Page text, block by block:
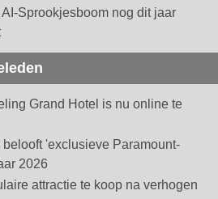
Sprookjesboom nog dit jaar
Grand Hotel is nu online te
'exclusieve Paramount-
2026
attractie te koop na verhogen